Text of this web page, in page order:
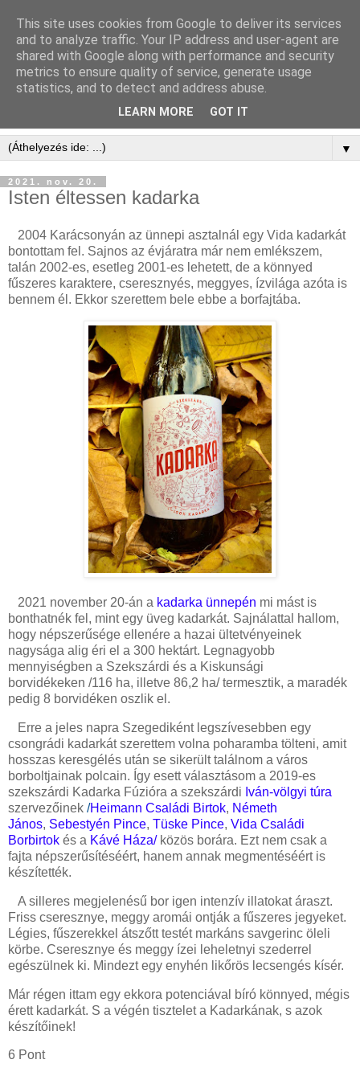
▼
2021. nov. 20.
Isten éltessen kadarka
2004 Karácsonyán az ünnepi asztalnál egy Vida kadarkát
bontottam fel. Sajnos az évjáratra már nem emlékszem,
talán 2002-es, esetleg 2001-es lehetett, de a könnyed
fűszeres karaktere, cseresznyés, meggyes, ízvilága azóta is
bennem él. Ekkor szerettem bele ebbe a borfajtába.
2021 november 20-án a kadarka ünnepén mi mást is
bonthatnék fel, mint egy üveg kadarkát. Sajnálattal hallom,
hogy népszerűsége ellenére a hazai ültetvényeinek
nagysága alig éri el a 300 hektárt. Legnagyobb
mennyiségben a Szekszárdi és a Kiskunsági
borvidékeken /116 ha, illetve 86,2 ha/termesztik, a maradék
pedig 8 borvidéken oszlik el.
Erre a jeles napra Szegediként legszívesebben egy
csongrádi kadarkát szerettem volna poharamba tölteni, amit
hosszas keresgélés után se sikerült találnom a város
borboltjainak polcain. Így esett választásom a 2019-es
szekszárdi Kadarka Fúzióra a szekszárdi Iván-völgyi túra
szervezőinek /Heimann Családi Birtok, Németh
János, Sebestyén Pince, Tüske Pince, Vida Családi
Borbirtok és a Kávé Háza/ közös borára. Ezt nem csak a
fajta népszerűsítéséért, hanem annak megmentéséért is
készítették.
A silleres megjelenésű bor igen intenzív illatokat áraszt.
Friss cseresznye, meggy aromái ontják a fűszeres jegyeket.
Légies, fűszerekkel átszőtt testét markáns savgerinc öleli
körbe. Cseresznye és meggy ízei leheletnyi szederrel
egészülnek ki. Mindezt egy enyhén likőrös lecsengés kísér.
Már régen ittam egy ekkora potenciával bíró könnyed, mégis
érett kadarkát. S a végén tisztelet a Kadarkának, s azok
készítőinek!
6 Pont
This site uses cookies from Google to deliver its services
and to analyze traffic. Your IP address and user-agent are
shared with Google along with performance and security
metrics to ensure quality of service, generate usage
statistics, and to detect and address abuse.
LEARN MORE GOT IT